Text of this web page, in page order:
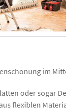
im
oder sogar
flexiblen